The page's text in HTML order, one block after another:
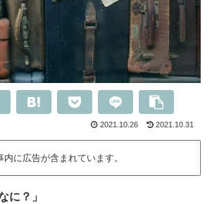
2021.10.26 2021.10.31
内に広告が含まれています。
に？」